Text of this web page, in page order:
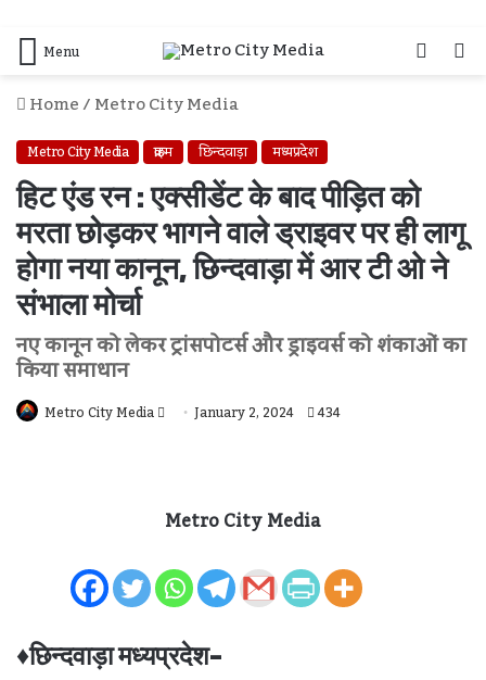
Menu
Log
Home/Metro City Media
Metro City Media क्राइम छिन्दवाड़ा मध्यप्रदेश
हिट एंड रन : एक्सीडेंट के बाद पीड़ित को
मरता छोड़कर भागने वाले ड्राइवर पर ही लागू
होगा नया कानून, छिन्दवाड़ा में आर टी ओ ने
संभाला मोर्चा
नए कानून को लेकर ट्रांसपोटर्स और ड्राइवर्स को शंकाओं का
किया समाधान
Metro City Media
SendJanuary 2, 2024 434
Metro City Media
♦छिन्दवाड़ा मध्यप्रदेश-